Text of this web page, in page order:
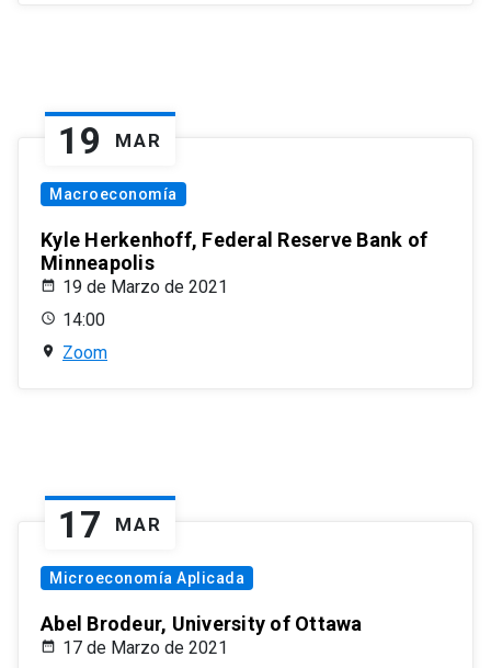
19 MAR
Macroeconomía
Kyle Herkenhoff, Federal Reserve Bank of
Minneapolis
19 de Marzo de 2021
14:00
Zoom
17 MAR
Microeconomía Aplicada
Abel Brodeur, University of Ottawa
17 de Marzo de 2021